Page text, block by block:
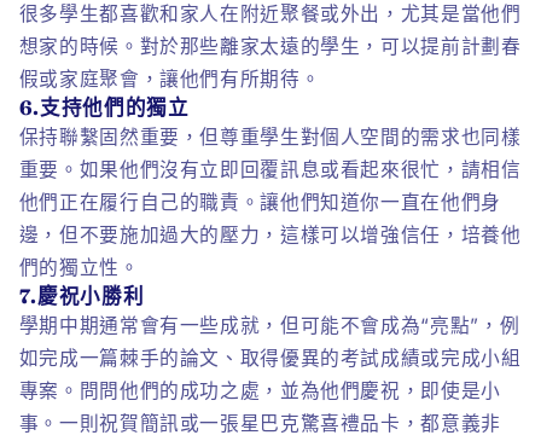
很多學生都喜歡和家人在附近聚餐或外出，尤其是當他們
想家的時候。對於那些離家太遠的學生，可以提前計劃春
假或家庭聚會，讓他們有所期待。
6.支持他們的獨立
保持聯繫固然重要，但尊重學生對個人空間的需求也同樣
重要。如果他們沒有立即回覆訊息或看起來很忙，請相信
他們正在履行自己的職責。讓他們知道你一直在他們身
邊，但不要施加過大的壓力，這樣可以增強信任，培養他
們的獨立性。
7.慶祝小勝利
學期中期通常會有一些成就，但可能不會成為“亮點”，例
如完成一篇棘手的論文、取得優異的考試成績或完成小組
專案。問問他們的成功之處，並為他們慶祝，即使是小
事。一則祝賀簡訊或一張星巴克驚喜禮品卡，都意義非